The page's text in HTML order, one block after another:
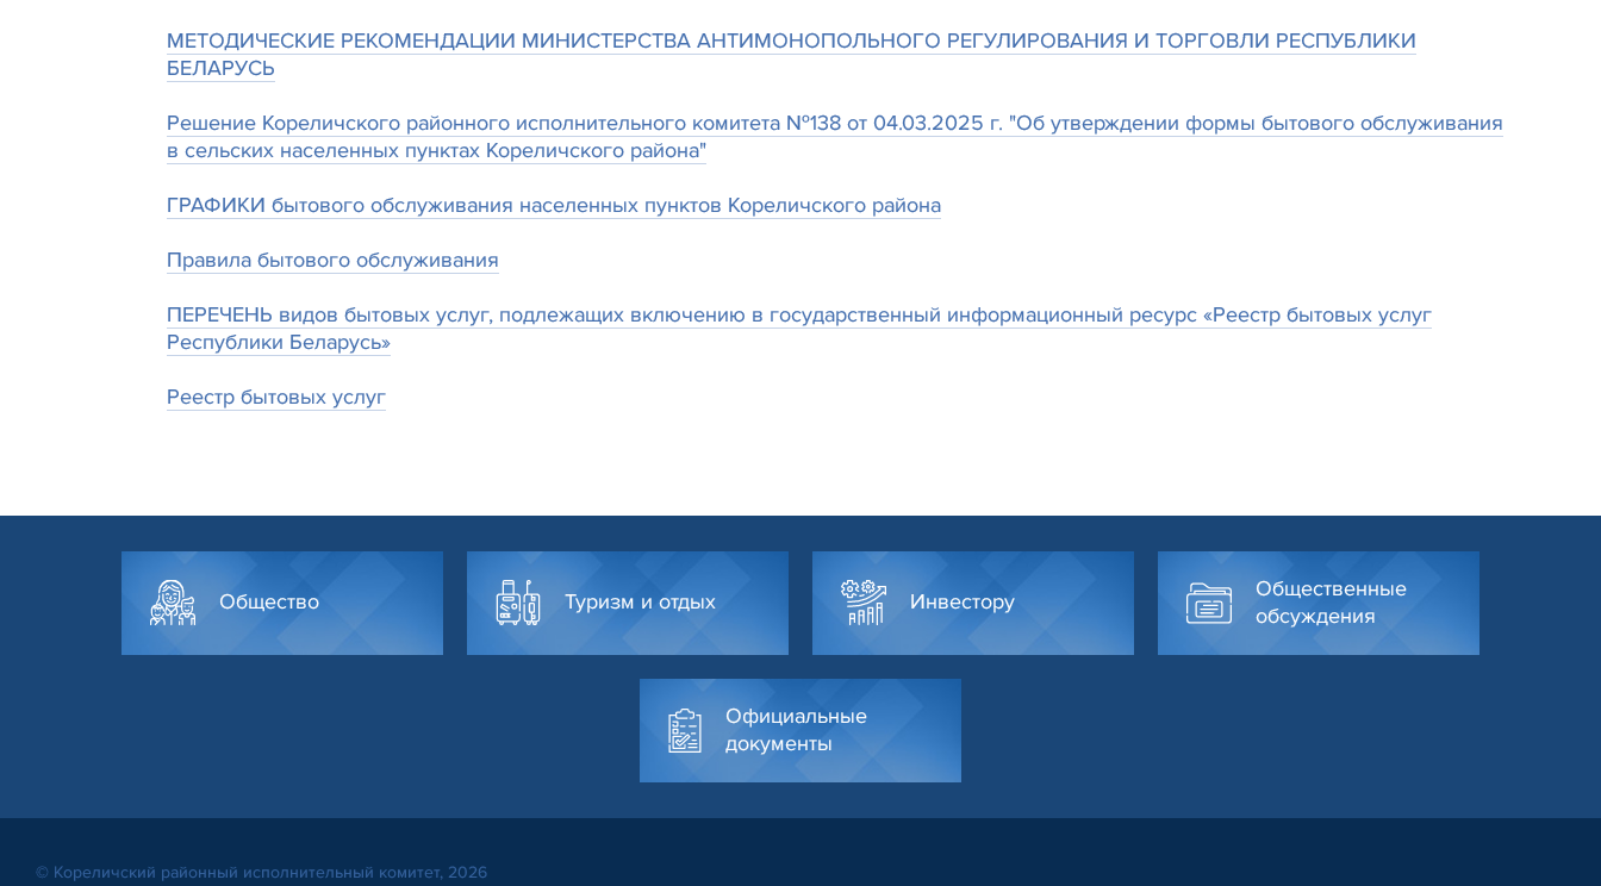
МЕТОДИЧЕСКИЕ РЕКОМЕНДАЦИИ МИНИСТЕРСТВА АНТИМОНОПОЛЬНОГО РЕГУЛИРОВАНИЯ И ТОРГОВЛИ РЕСПУБЛИКИ
БЕЛАРУСЬ
Решение Кореличского районного исполнительного комитета №138 от 04.03.2025 г. "Об утверждении формы бытового обслуживания
в сельских населенных пунктах Кореличского района"
ГРАФИКИ бытового обслуживания населенных пунктов Кореличского района
Правила бытового обслуживания
ПЕРЕЧЕНЬ видов бытовых услуг, подлежащих включению в государственный информационный ресурс «Реестр бытовых услуг
Республики Беларусь»
Реестр бытовых услуг
Общество Туризм и отдых Инвестору
Общественные
обсуждения
Официальные
документы
© Кореличский районный исполнительный комитет, 2026